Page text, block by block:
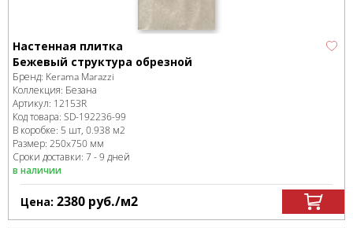
Настенная плитка
Бежевый структура обрезной
Бренд: Kerama Marazzi
Коллекция: Безана
Артикул: 12153R
Код товара: SD-192236-99
В коробке: 5 шт, 0.938 м2
Размер: 250x750 мм
Сроки доставки: 7 - 9 дней
в наличии
Цена: 2380 руб./м2